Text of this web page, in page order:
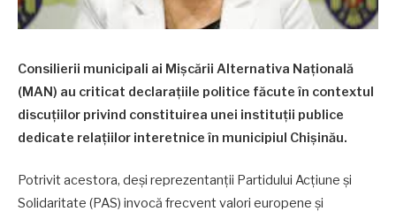
Consilierii municipali ai Mișcării Alternativa Națională
(MAN) au criticat declarațiile politice făcute în contextul
discuțiilor privind constituirea unei instituții publice
dedicate relațiilor interetnice în municipiul Chișinău.
Potrivit acestora, deși reprezentanții Partidului Acțiune și
Solidaritate (PAS) invocă frecvent valori europene și